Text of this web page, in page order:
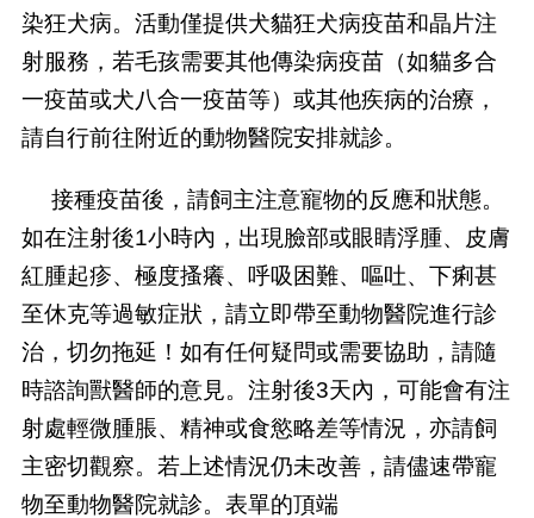
染狂犬病。活動僅提供犬貓狂犬病疫苗和晶片注
射服務，若毛孩需要其他傳染病疫苗（如貓多合
一疫苗或犬八合一疫苗等）或其他疾病的治療，
請自行前往附近的動物醫院安排就診。
接種疫苗後，請飼主注意寵物的反應和狀態。
如在注射後1小時內，出現臉部或眼睛浮腫、皮膚
紅腫起疹、極度搔癢、呼吸困難、嘔吐、下痢甚
至休克等過敏症狀，請立即帶至動物醫院進行診
治，切勿拖延！如有任何疑問或需要協助，請隨
時諮詢獸醫師的意見。注射後3天內，可能會有注
射處輕微腫脹、精神或食慾略差等情況，亦請飼
主密切觀察。若上述情況仍未改善，請儘速帶寵
物至動物醫院就診。表單的頂端